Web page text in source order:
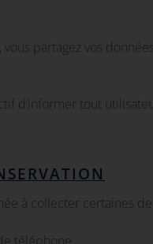
vous partagez vos
tout
à collecter certaines